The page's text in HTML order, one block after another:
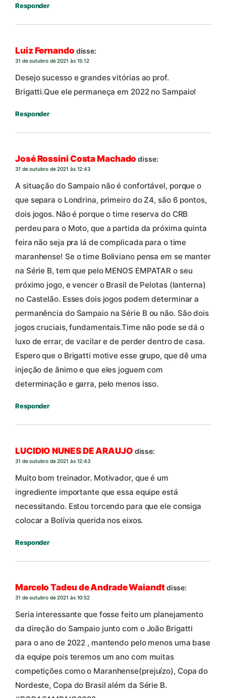
Responder
Luiz Fernando disse:
31 de outubro de 2021 às 15:12
Desejo sucesso e grandes vitórias ao prof.
Brigatti.Que ele permaneça em 2022 no Sampaio!
Responder
José Rossini Costa Machado disse:
31 de outubro de 2021 às 12:43
A situação do Sampaio não é confortável, porque o
que separa o Londrina, primeiro do Z4, são 6 pontos,
dois jogos. Não é porque o time reserva do CRB
perdeu para o Moto, que a partida da próxima quinta
feira não seja pra lá de complicada para o time
maranhense! Se o time Boliviano pensa em se manter
na Série B, tem que pelo MENOS EMPATAR o seu
próximo jogo, e vencer o Brasil de Pelotas (lanterna)
no Castelão. Esses dois jogos podem determinar a
permanência do Sampaio na Série B ou não. São dois
jogos cruciais, fundamentais.Time não pode se dá o
luxo de errar, de vacilar e de perder dentro de casa.
Espero que o Brigatti motive esse grupo, que dê uma
injeção de ânimo e que eles joguem com
determinação e garra, pelo menos isso.
Responder
LUCIDIO NUNES DE ARAUJO disse:
31 de outubro de 2021 às 12:43
Muito bom treinador. Motivador, que é um
ingrediente importante que essa equipe está
necessitando. Estou torcendo para que ele consiga
colocar a Bolívia querida nos eixos.
Responder
Marcelo Tadeu de Andrade Waiandtdisse:
31 de outubro de 2021 às 10:52
Seria interessante que fosse feito um planejamento
da direção do Sampaio junto com o João Brigatti
para o ano de 2022 , mantendo pelo menos uma base
da equipe pois teremos um ano com muitas
competições como o Maranhense(prejuízo), Copa do
Nordeste, Copa do Brasil além da Série B.